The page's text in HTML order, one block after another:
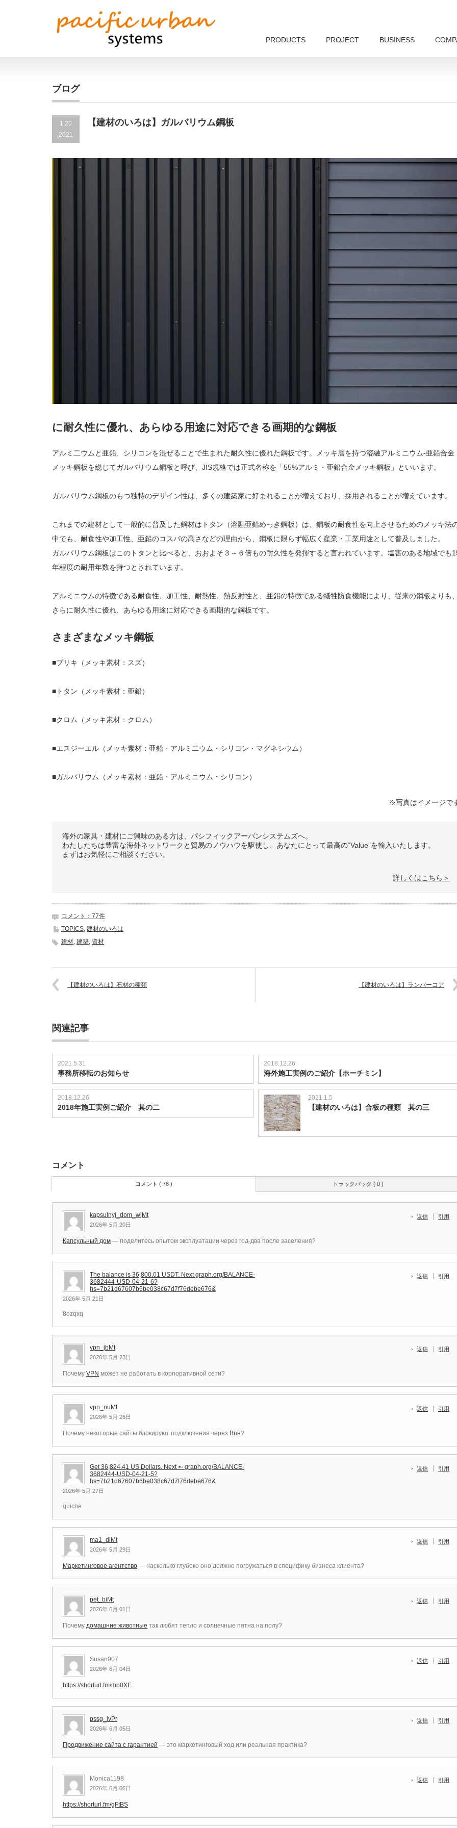
PRODUCTS PROJECT BUSINESS
ブログ
1.20
2021
【建材のいろは】ガルバリウム鋼板
に耐久性に優れ、あらゆる用途に対応できる画期的な鋼板
アルミ二ウムと亜鉛、シリコンを混ぜることで生まれた耐久性に優れた鋼板です。メッキ層を持つ溶融アルミニウム-亜鉛合金
メッキ鋼板を総じてガルバリウム鋼板と呼び、JIS規格では正式名称を「55%アルミ・亜鉛合金メッキ鋼板」といいます。
ガルバリウム鋼板のもつ独特のデザイン性は、多くの建築家に好まれることが増えており、採用されることが増えています。
これまでの建材として一般的に普及した鋼材はトタン（溶融亜鉛めっき鋼板）は、鋼板の耐食性を向上させるためのメッキ法
中でも、耐食性や加工性、亜鉛のコスパの高さなどの理由から、鋼板に限らず幅広く産業・工業用途として普及しました。
ガルバリウム鋼板はこのトタンと比べると、おおよそ３～６倍もの耐久性を発揮すると言われています。塩害のある地域でも
年程度の耐用年数を持つとされています。
アルミニウムの特徴である耐食性、加工性、耐熱性、熱反射性と、亜鉛の特徴である犠牲防食機能により、従来の鋼板よりも、
さらに耐久性に優れ、あらゆる用途に対応できる画期的な鋼板です。
さまざまなメッキ鋼板
■ブリキ（メッキ素材：スズ）
■トタン（メッキ素材：亜鉛）
■クロム（メッキ素材：クロム）
■エスジーエル（メッキ素材：亜鉛・アルミ二ウム・シリコン・マグネシウム）
■ガルバリウム（メッキ素材：亜鉛・アルミニウム・シリコン）
※写真はイメージで
海外の家具・建材にご興味のある方は、パシフィックアーバンシステムズへ。
わたしたちは豊富な海外ネットワークと貿易のノウハウを駆使し、あなたにとって最高の“Value”を輸入いたします。
まずはお気軽にご相談ください。
詳しくはこちら＞
コメント：77件
TOPICS, 建材のいろは
建材, 建築, 資材
【建材のいろは】石材の種類 【建材のいろは】ランバーコア
関連記事
2021.5.31
事務所移転のお知らせ
2018.12.26
海外施工実例のご紹介【ホーチミン】
2018.12.26
2018年施工実例ご紹介 其の二
2021.1.5
【建材のいろは】合板の種類 其の三
コメント
トラックバック ( 0 )
コメント ( 76 )
kapsulnyj_dom_wjMt
2026年 5月 20日
返信 引用
Капсульный дом — поделитесь опытом эксплуатации через год-два после заселения?
The balance is 36,800.01 USDT. Next graph.org/BALANCE-
3682444-USD-04-21-6?
hs=7b21d67607b6be038c67d7f76debe676&
2026年 5月 21日
返信 引用
8ozqxq
vpn_jbMt
2026年 5月 23日
返信 引用
Почему VPN может не работать в корпоративной сети?
vpn_nuMt
2026年 5月 26日
返信 引用
Почему некоторые сайты блокируют подключения через Впн?
Get 36,824.41 US Dollars. Next ➵ graph.org/BALANCE-
3682444-USD-04-21-5?
hs=7b21d67607b6be038c67d7f76debe676&
2026年 5月 27日
返信 引用
quiche
ma1_diMt
2026年 5月 29日
返信 引用
Маркетинговое агентство — насколько глубоко оно должно погружаться в специфику бизнеса клиента?
pet_biMt
2026年 6月 01日
返信 引用
Почему домашние животные так любят тепло и солнечные пятна на полу?
Susan907
2026年 6月 04日
返信 引用
https://shorturl.fm/mp0XF
pssg_lvPr
2026年 6月 05日
返信 引用
Продвижение сайта с гарантией — это маркетинговый ход или реальная практика?
Monica1198
2026年 6月 06日
返信 引用
https://shorturl.fm/gFtBS